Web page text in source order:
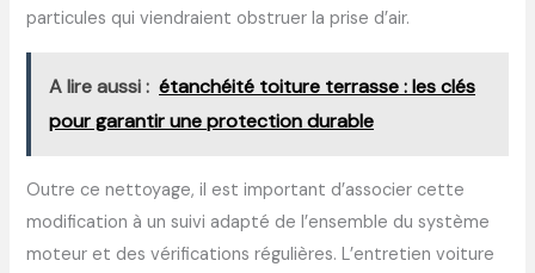
particules qui viendraient obstruer la prise d’air.
A lire aussi : étanchéité toiture terrasse : les clés
pour garantir une protection durable
Outre ce nettoyage, il est important d’associer cette
modification à un suivi adapté de l’ensemble du système
moteur et des vérifications régulières. L’entretien voiture